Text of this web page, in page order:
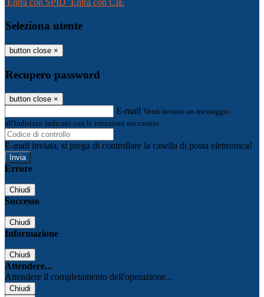
Entra con SPID Entra con CIE
Seleziona utente
button close ×
Recupero password
button close ×
E-mail Verrà inviato un messaggio
all'indirizzo indicato con le istruzioni necessarie.
E-mail inviata, si prega di controllare la casella di posta elettronica!
Errore
Chiudi
Successo
Chiudi
Informazione
Chiudi
Attendere...
Attendere il completamento dell'operazione...
Chiudi